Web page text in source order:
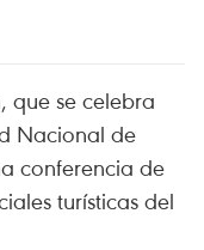
que se celebra
Nacional de
conferencia de
turísticas del